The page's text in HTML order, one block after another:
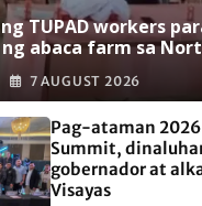
TUPAD workers
abaca farm sa
7 AUGUST 2026
Pag-ataman 2026
Summit,
gobernador at
Visayas